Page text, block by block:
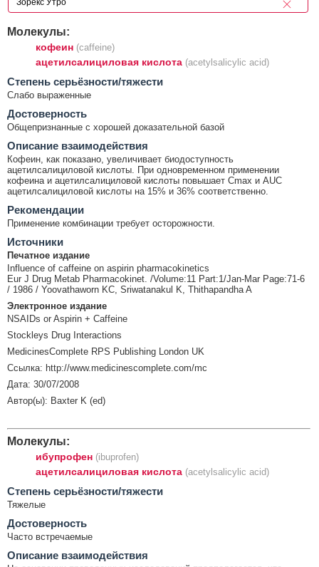
Молекулы:
кофеин (caffeine)
ацетилсалициловая кислота (acetylsalicylic acid)
Cтепень серьёзности/тяжести
Слабо выраженные
Достоверность
Общепризнанные с хорошей доказательной базой
Описание взаимодействия
Кофеин, как показано, увеличивает биодоступность
ацетилсалициловой кислоты. При одновременном применении
кофеина и ацетилсалициловой кислоты повышает Cmax и AUC
ацетилсалициловой кислоты на 15% и 36% соответственно.
Рекомендации
Применение комбинации требует осторожности.
Источники
Печатное издание
Influence of caffeine on aspirin pharmacokinetics
Eur J Drug Metab Pharmacokinet. /Volume:11 Part:1/Jan-Mar Page:71-6
/ 1986 / Yoovathaworn KC, Sriwatanakul K, Thithapandha A
Электронное издание
NSAIDs or Aspirin + Caffeine
Stockleys Drug Interactions
MedicinesComplete RPS Publishing London UK
Ссылка: http://www.medicinescomplete.com/mc
Дата: 30/07/2008
Автор(ы): Baxter K (ed)
Молекулы:
ибупрофен (ibuprofen)
ацетилсалициловая кислота (acetylsalicylic acid)
Cтепень серьёзности/тяжести
Тяжелые
Достоверность
Часто встречаемые
Описание взаимодействия